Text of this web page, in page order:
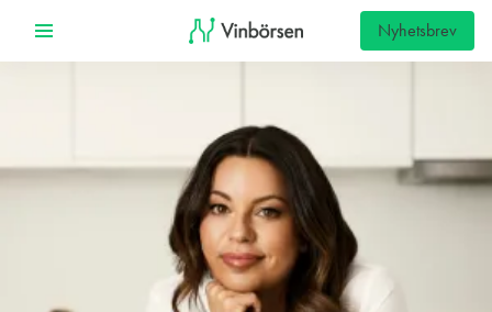
Nyhetsbrev